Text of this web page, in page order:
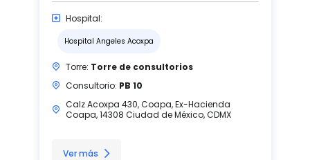
Hospital:
Hospital Angeles Acoxpa
Torre: Torre de consultorios
Consultorio: PB 10
Calz Acoxpa 430, Coapa, Ex-Hacienda
Coapa, 14308 Ciudad de México, CDMX
Ver más